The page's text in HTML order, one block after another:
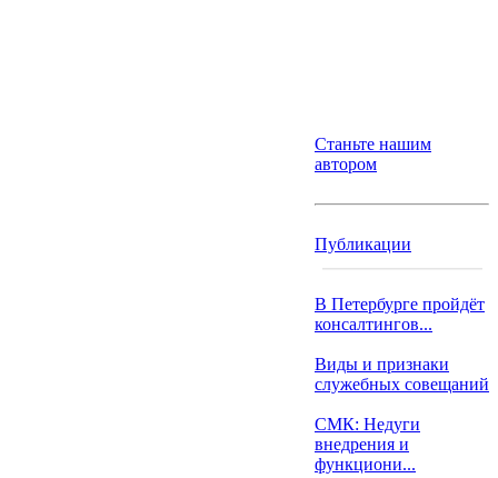
Станьте нашим
автором
Публикации
В Петербурге пройдёт
консалтингов...
Виды и признаки
служебных совещаний
СМК: Недуги
внедрения и
функциони...